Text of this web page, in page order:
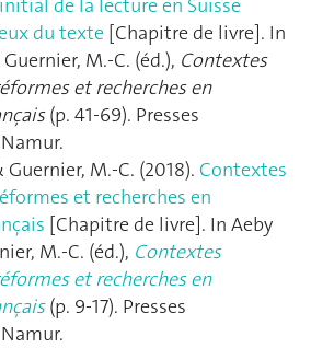
de la lecture en Suisse
du texte [Chapitre de livre]. In
M.-C. (éd.), Contextes
et recherches en
(p. 41‑69). Presses
Guernier, M.-C. (2018). Contextes
et recherches en
[Chapitre de livre]. In Aeby
M.-C. (éd.), Contextes
et recherches en
(p. 9‑17). Presses